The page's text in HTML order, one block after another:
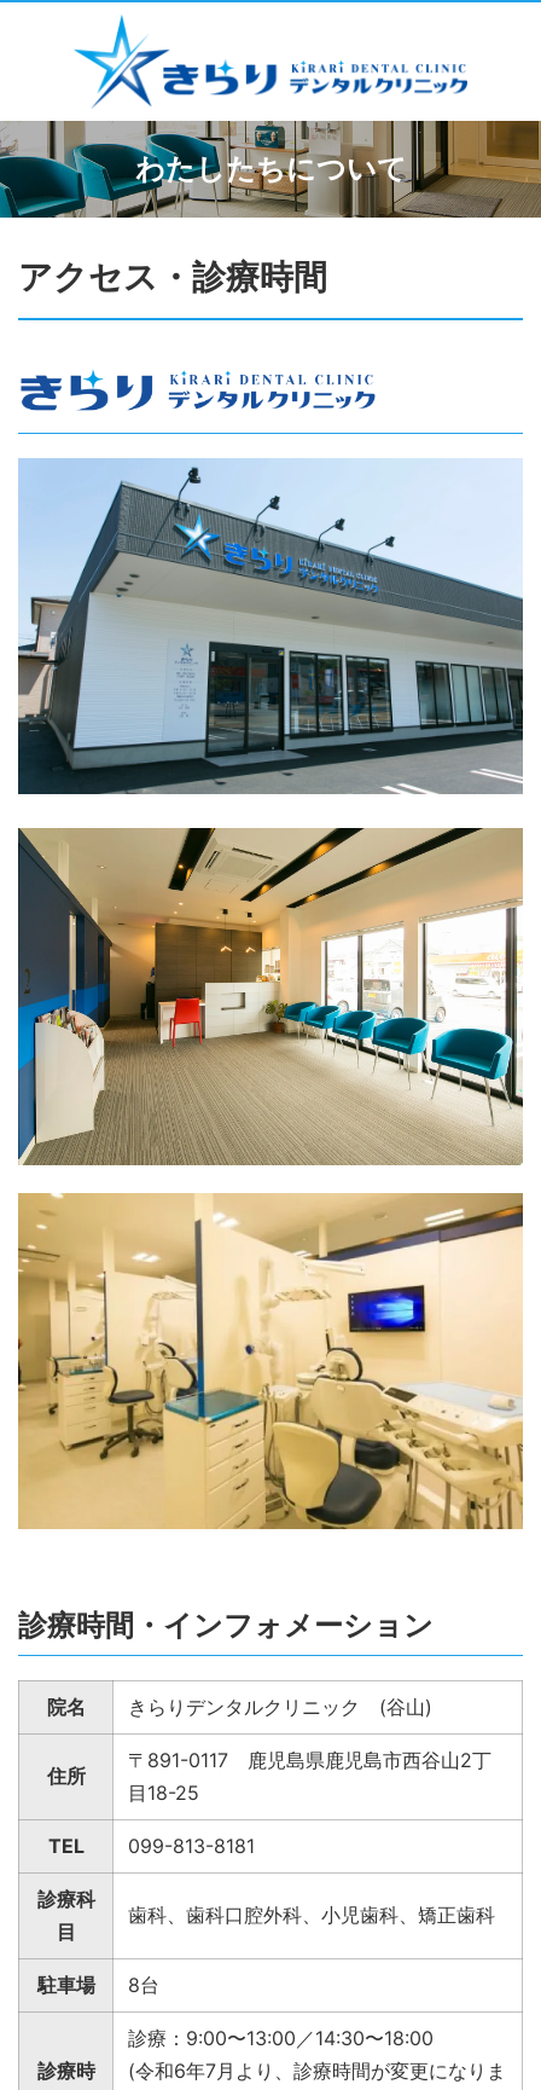
わたしたちについて
アクセス・診療時間
診療時間・インフォメーション
院名 きらりデンタルクリニック (谷山)
住所
〒891-0117 鹿児島県鹿児島市西谷山2丁
目18-25
TEL 099-813-8181
診療科
目
歯科、歯科口腔外科、小児歯科、矯正歯科
駐車場 8台
診療時
診療：9:00〜13:00／14:30〜18:00
(令和6年7月より、診療時間が変更になりま